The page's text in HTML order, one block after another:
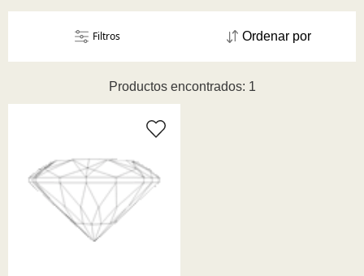
Productos encontrados: 1
Ordenar por
Filtros